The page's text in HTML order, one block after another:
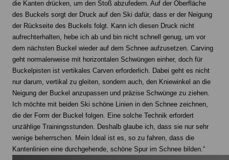
die Kanten drücken, um den Stoß abzufedern. Auf der Oberfläche
des Buckels sorgt der Druck auf den Ski dafür, dass er der Neigung
der Rückseite des Buckels folgt. Kann ich diesen Druck nicht
aufrechterhalten, hebe ich ab und bin nicht schnell genug, um vor
dem nächsten Buckel wieder auf dem Schnee aufzusetzen. Carving
geht normalerweise mit horizontalen Schwüngen einher, doch für
Buckelpisten ist vertikales Carven erforderlich. Dabei geht es nicht
nur darum, vertikal zu gleiten, sondern auch, den Kniewinkel an die
Neigung der Buckel anzupassen und präzise Schwünge zu ziehen.
Ich möchte mit beiden Ski schöne Linien in den Schnee zeichnen,
die der Form der Buckel folgen. Eine solche Technik erfordert
unzählige Trainingsstunden. Deshalb glaube ich, dass sie nur sehr
wenige beherrschen. Mein Ideal ist es, so zu fahren, dass die
Kantenlinien eine durchgehende, schöne Spur im Schnee bilden.“